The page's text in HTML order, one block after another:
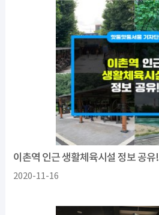
이촌역 인근 생활체육시설 정보 공유!
2020-11-16